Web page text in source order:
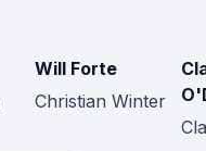
Will Forte
Christian Winter